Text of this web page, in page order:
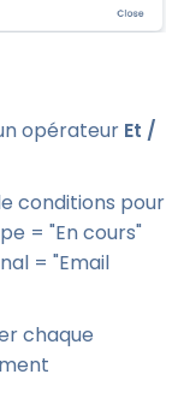
opérateur Et /
conditions pour
= "En cours"
= "Email
chaque